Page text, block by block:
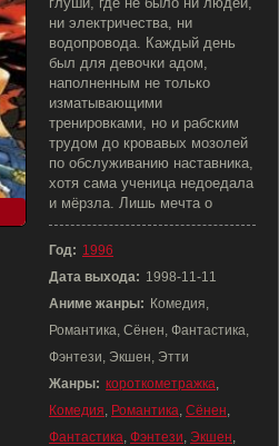
ни электричества, ни
водопровода. Каждый день
был для девочки адом,
наполненным не только
изматывающими
тренировками, но и рабским
трудом до кровавых мозолей
по обслуживанию наставника,
хотя сама ученица недоедала
и мёрзла. Лишь мечта о
Год: 1996
Дата выхода: 1998-11-11
Аниме жанры: Комедия,
Романтика, Сёнен, Фантастика,
Фэнтези, Экшен, Этти
Жанры: короткометражка,
Комедия, Романтика, Сёнен,
Фантастика, Фэнтези, Экшен,